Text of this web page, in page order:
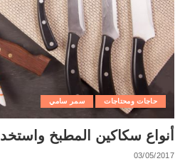
حاجات ومحتاجات سمر سامي
أنواع سكاكين المطبخ
03/05/2017